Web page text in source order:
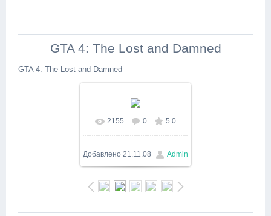
GTA 4: The Lost and Damned
GTA 4: The Lost and Damned
В реальном размере
1280x720/ 96.5Kb
2155 0 5.0
Добавлено 21.11.08 Admin